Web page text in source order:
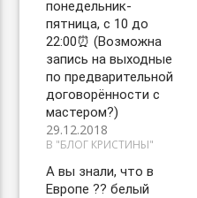
понедельник-
пятница, с 10 до
22:00⏰ (Возможна
запись на выходные
по предварительной
договорённости с
мастером?)
29.12.2018
В "БЛОГ КРИСТИНЫ"
А вы знали, что в
Европе ?? белый